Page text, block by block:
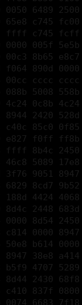
0000 005f
00c3
f064 890d
00cc
088b 5008
4c24 0c8b
8944 2420
c40c 85c0
e827 f0ff
ffff 8b4c
46c8 5089
3f76 9051
6829 8cd7
188d 4424
8d4c 2448
0000 8d54
c814 0000
50e8 b614
8947 38e8
b5f9 4707
8d44 2430
c410 837f
0074
7f28 0074
4883 7f40
388b 4d00